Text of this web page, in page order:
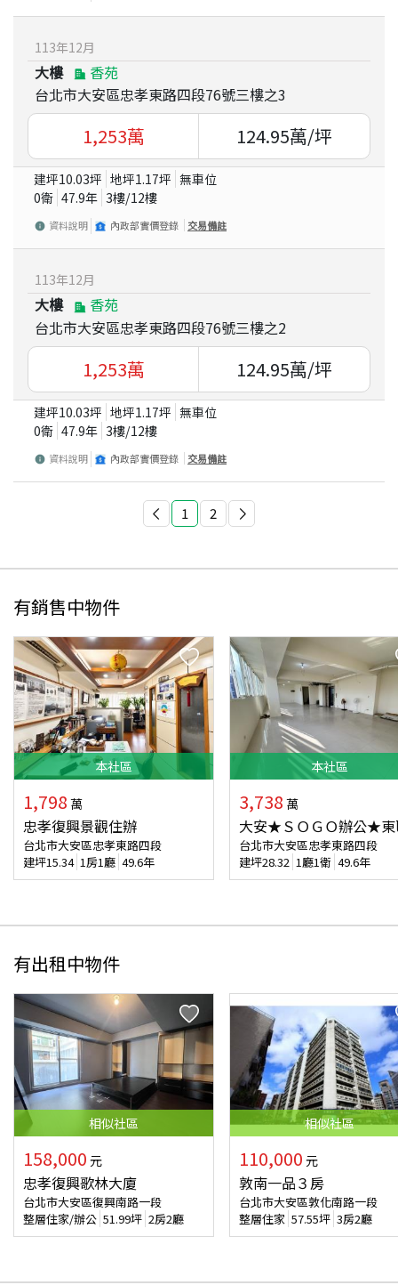
113年12月
大樓
香苑
台北市大安區忠孝東路四段76號三樓之3
1,253萬 124.95萬/坪
建坪10.03坪 地坪1.17坪 無車位
0衛 47.9年 3樓/12樓
資料說明 內政部實價登錄 交易備註
113年12月
大樓
香苑
台北市大安區忠孝東路四段76號三樓之2
1,253萬 124.95萬/坪
建坪10.03坪 地坪1.17坪 無車位
0衛 47.9年 3樓/12樓
資料說明 內政部實價登錄 交易備註
1 2
有銷售中物件
本社區
1,798 萬
忠孝復興景觀住辦
台北市大安區忠孝東路四段
建坪15.34 1房1廳 49.6年
本社區
3,738 萬
大安★ＳＯＧＯ辦公★
台北市大安區忠孝東路四段
建坪28.32 1廳1衛 49.6年
有出租中物件
相似社區
158,000 元
忠孝復興歌林大廈
台北市大安區復興南路一段
整層住家/辦公 51.99坪 2房2廳
相似社區
110,000 元
敦南一品３房
台北市大安區敦化南路一段
整層住家 57.55坪 3房2廳